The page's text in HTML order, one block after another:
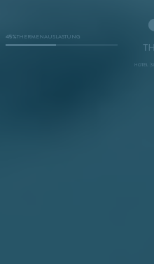
45%THERMENAUSLASTUNG